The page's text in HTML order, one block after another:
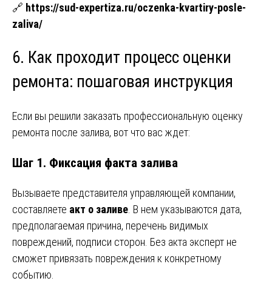
🔗 https://sud-expertiza.ru/oczenka-kvartiry-posle-
zaliva/
6. Как проходит процесс оценки
ремонта: пошаговая инструкция
Если вы решили заказать профессиональную оценку
ремонта после залива, вот что вас ждет:
Шаг 1. Фиксация факта залива
Вызываете представителя управляющей компании,
составляете акт о заливе . В нем указываются дата,
предполагаемая причина, перечень видимых
повреждений, подписи сторон. Без акта эксперт не
сможет привязать повреждения к конкретному
событию.